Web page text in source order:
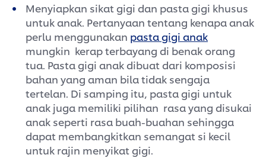
Menyiapkan sikat gigi dan pasta gigi khusus
untuk anak. Pertanyaan tentang kenapa anak
perlu menggunakan pasta gigi anak
mungkin kerap terbayang di benak orang
tua. Pasta gigi anak dibuat dari komposisi
bahan yang aman bila tidak sengaja
tertelan. Di samping itu, pasta gigi untuk
anak juga memiliki pilihan rasa yang disukai
anak seperti rasa buah-buahan sehingga
dapat membangkitkan semangat si kecil
untuk rajin menyikat gigi.